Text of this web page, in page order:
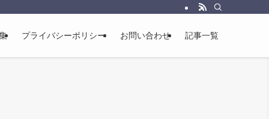
プライバシーポリシー お問い合わせ 記事一覧